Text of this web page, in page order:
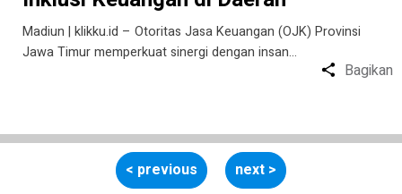
Madiun | klikku.id – Otoritas Jasa Keuangan (OJK) Provinsi
Jawa Timur memperkuat sinergi dengan insan…
Bagikan
< previous next >